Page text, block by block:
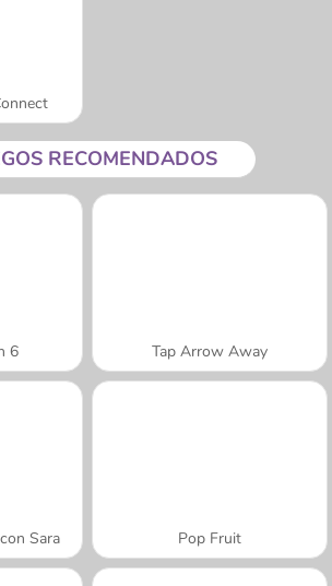
RECOMENDADOS
6 Tap Arrow Away
Sara Pop Fruit